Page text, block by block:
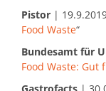
Pistor |
Food Waste“
Bundesamt für
Food Waste: